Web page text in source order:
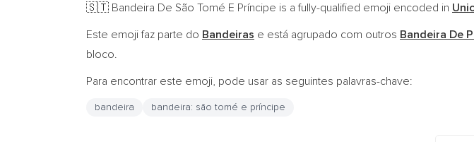
🇸🇹 Bandeira De São Tomé E Príncipe is a fully-qualified emoji encoded in
Este emoji faz parte do Bandeiras e está agrupado com outros Bandeira De
bloco.
Para encontrar este emoji, pode usar as seguintes palavras-chave:
bandeira bandeira: são tomé e príncipe